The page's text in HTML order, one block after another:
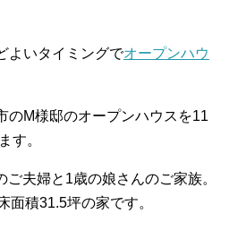
よいタイミングでオープンハウ
のM様邸のオープンハウスを11
す。
夫婦と1歳の娘さんのご家族。
面積31.5坪の家です。